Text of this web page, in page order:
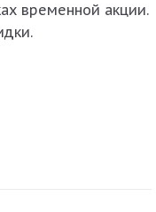
временной акции.